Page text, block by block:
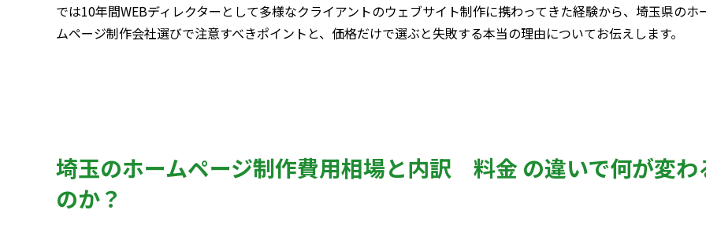
では10年間WEBディレクターとして多様なクライアントのウェブサイト制作に携わってきた経験から、埼玉県のホ
ムページ制作会社選びで注意すべきポイントと、価格だけで選ぶと失敗する本当の理由についてお伝えします。
埼玉のホームページ制作費用相場と内訳 料金 の違いで何が変わ
のか？